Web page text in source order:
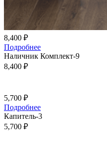
8,400 ₽
Подробнее
Наличник Комплект-9
8,400 ₽
5,700 ₽
Подробнее
Капитель-3
5,700 ₽